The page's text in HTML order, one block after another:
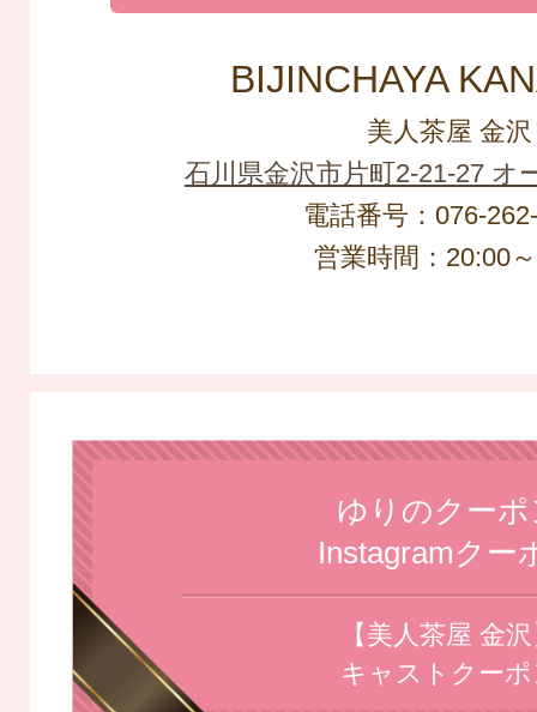
BIJINCHAYA
美人茶屋 金沢
石川県金沢市片町2-21-27 オ
電話番号：076-
営業時間：20:00
ゆりのクーポ
Instagramクー
【美人茶屋 金
キャストクー